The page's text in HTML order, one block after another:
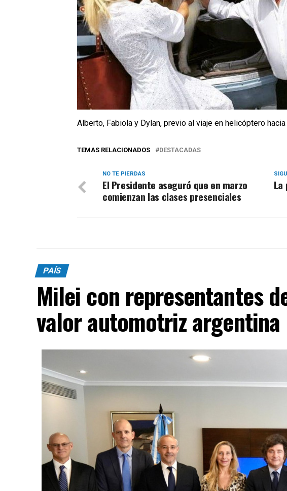
Alberto, Fabiola y Dylan, previo al viaje en helicóptero
TEMAS RELACIONADOS DESTACADAS
La
NO TE PIERDAS
El Presidente aseguró que en marzo
comienzan las clases presenciales
PAÍS
Milei con representantes
valor automotriz argentina